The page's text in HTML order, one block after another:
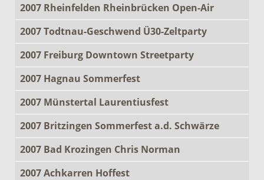
2007 Rheinfelden Rheinbrücken Open-Air
2007 Todtnau-Geschwend Ü30-Zeltparty
2007 Freiburg Downtown Streetparty
2007 Hagnau Sommerfest
2007 Münstertal Laurentiusfest
2007 Britzingen Sommerfest a.d. Schwärze
2007 Bad Krozingen Chris Norman
2007 Achkarren Hoffest